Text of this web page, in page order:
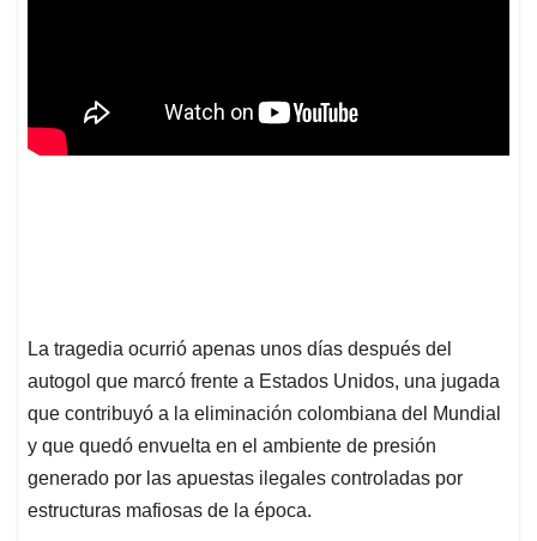
La tragedia ocurrió apenas unos días después del
autogol que marcó frente a Estados Unidos, una jugada
que contribuyó a la eliminación colombiana del Mundial
y que quedó envuelta en el ambiente de presión
generado por las apuestas ilegales controladas por
estructuras mafiosas de la época.